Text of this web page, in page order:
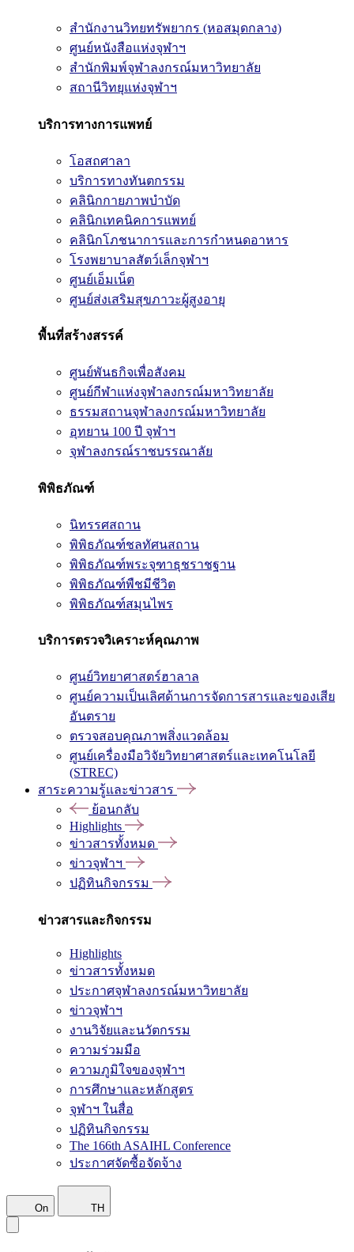
สำนักงานวิทยทรัพยากร (หอสมุดกลาง)
ศูนย์หนังสือแห่งจุฬาฯ
สำนักพิมพ์จุฬาลงกรณ์มหาวิทยาลัย
สถานีวิทยุแห่งจุฬาฯ
บริการทางการแพทย์
โอสถศาลา
บริการทางทันตกรรม
คลินิกกายภาพบำบัด
คลินิกเทคนิคการแพทย์
คลินิกโภชนาการและการกำหนดอาหาร
โรงพยาบาลสัตว์เล็กจุฬาฯ
ศูนย์เอ็มเน็ต
ศูนย์ส่งเสริมสุขภาวะผู้สูงอายุ
พื้นที่สร้างสรรค์
ศูนย์พันธกิจเพื่อสังคม
ศูนย์กีฬาแห่งจุฬาลงกรณ์มหาวิทยาลัย
ธรรมสถานจุฬาลงกรณ์มหาวิทยาลัย
อุทยาน 100 ปี จุฬาฯ
จุฬาลงกรณ์ราชบรรณาลัย
พิพิธภัณฑ์
นิทรรศสถาน
พิพิธภัณฑ์ชลทัศนสถาน
พิพิธภัณฑ์พระจุฑาธุชราชฐาน
พิพิธภัณฑ์พืชมีชีวิต
พิพิธภัณฑ์สมุนไพร
บริการตรวจวิเคราะห์คุณภาพ
ศูนย์วิทยาศาสตร์ฮาลาล
ศูนย์ความเป็นเลิศด้านการจัดการสารและของเสีย
อันตราย
ตรวจสอบคุณภาพสิ่งแวดล้อม
ศูนย์เครื่องมือวิจัยวิทยาศาสตร์และเทคโนโลยี
(STREC)
สาระความรู้และข่าวสาร
ย้อนกลับ
Highlights
ข่าวสารทั้งหมด
ข่าวจุฬาฯ
ปฏิทินกิจกรรม
ข่าวสารและกิจกรรม
Highlights
ข่าวสารทั้งหมด
ประกาศจุฬาลงกรณ์มหาวิทยาลัย
ข่าวจุฬาฯ
งานวิจัยและนวัตกรรม
ความร่วมมือ
ความภูมิใจของจุฬาฯ
การศึกษาและหลักสูตร
จุฬาฯ ในสื่อ
ปฏิทินกิจกรรม
The 166th ASAIHL Conference
ประกาศจัดซื้อจัดจ้าง
On TH